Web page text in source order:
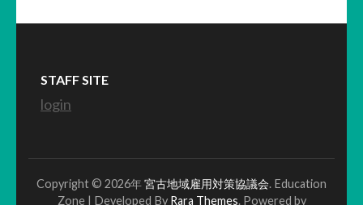
STAFF SITE
login
Copyright © 2026年宮古地域雇用対策協議会. Education
Zone | Developed By Rara Themes. Powered by